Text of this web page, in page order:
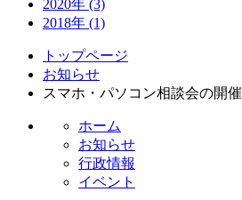
2020年 (3)
2018年 (1)
トップページ
お知らせ
スマホ・パソコン相談会の開催
ホーム
お知らせ
行政情報
イベント